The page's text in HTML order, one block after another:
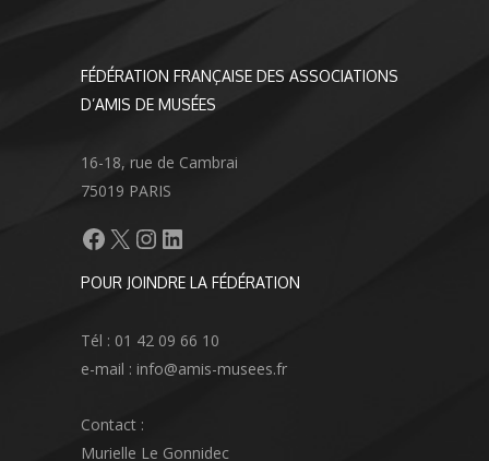
FÉDÉRATION FRANÇAISE DES ASSOCIATIONS
D’AMIS DE MUSÉES
16-18, rue de Cambrai
75019 PARIS
Facebook
X Instagram
LinkedIn
POUR JOINDRE LA FÉDÉRATION
Tél : 01 42 09 66 10
e-mail : info@amis-musees.fr
Contact :
Murielle Le Gonnidec